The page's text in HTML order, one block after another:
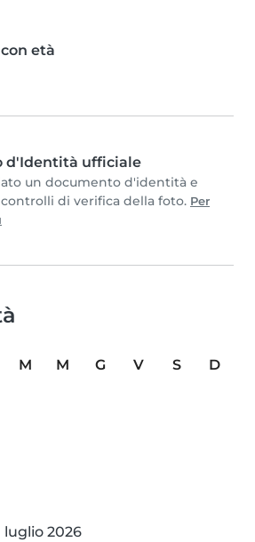
età
d'Identità ufficiale
un documento d'identità e
di verifica della foto. Per
M M G V S
D
luglio 2026